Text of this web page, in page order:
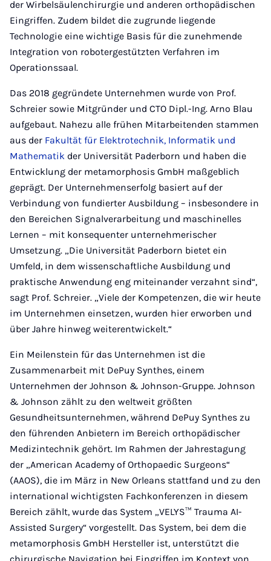
der Wirbelsäulenchirurgie und anderen orthopädischen
Eingriffen. Zudem bildet die zugrunde liegende
Technologie eine wichtige Basis für die zunehmende
Integration von robotergestützten Verfahren im
Operationssaal.
Das 2018 gegründete Unternehmen wurde von Prof.
Schreier sowie Mitgründer und CTO Dipl.-Ing. Arno Blau
aufgebaut. Nahezu alle frühen Mitarbeitenden stammen
aus der Fakultät für Elektrotechnik, Informatik und
Mathematik der Universität Paderborn und haben die
Entwicklung der metamorphosis GmbH maßgeblich
geprägt. Der Unternehmenserfolg basiert auf der
Verbindung von fundierter Ausbildung – insbesondere in
den Bereichen Signalverarbeitung und maschinelles
Lernen – mit konsequenter unternehmerischer
Umsetzung. „Die Universität Paderborn bietet ein
Umfeld, in dem wissenschaftliche Ausbildung und
praktische Anwendung eng miteinander verzahnt sind“,
sagt Prof. Schreier. „Viele der Kompetenzen, die wir heute
im Unternehmen einsetzen, wurden hier erworben und
über Jahre hinweg weiterentwickelt.“
Ein Meilenstein für das Unternehmen ist die
Zusammenarbeit mit DePuy Synthes, einem
Unternehmen der Johnson & Johnson-Gruppe. Johnson
& Johnson zählt zu den weltweit größten
Gesundheitsunternehmen, während DePuy Synthes zu
den führenden Anbietern im Bereich orthopädischer
Medizintechnik gehört. Im Rahmen der Jahrestagung
der „American Academy of Orthopaedic Surgeons“
(AAOS), die im März in New Orleans stattfand und zu den
international wichtigsten Fachkonferenzen in diesem
Bereich zählt, wurde das System „VELYS™ Trauma AI-
Assisted Surgery“ vorgestellt. Das System, bei dem die
metamorphosis GmbH Hersteller ist, unterstützt die